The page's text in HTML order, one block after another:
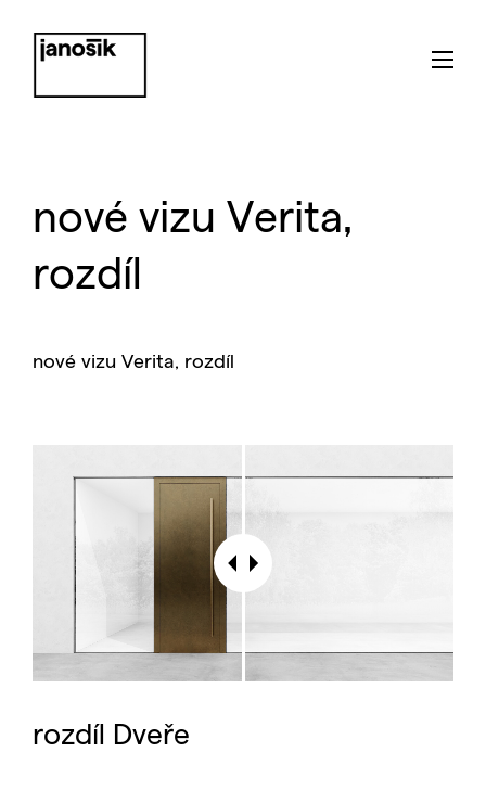
nové vizu Verita,
rozdíl
nové vizu Verita, rozdíl
rozdíl Dveře